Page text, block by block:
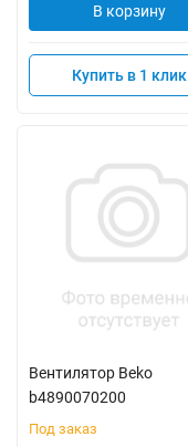
В корзину
Купить в 1 клик
Вентилятор Beko
b4890070200
Под заказ